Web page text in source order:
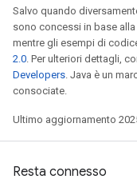
Salvo quando
sono concessi in base alla
mentre gli esempi di
2.0. Per ulteriori dettagli,
Developers. Java è un
consociate.
Ultimo aggiornamento
Resta connesso